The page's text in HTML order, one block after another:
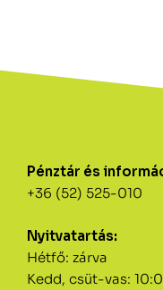
Pénztár és
+36 (52) 525-010
Nyitvatartás:
Hétfő: zárva
Kedd, csüt-vas: